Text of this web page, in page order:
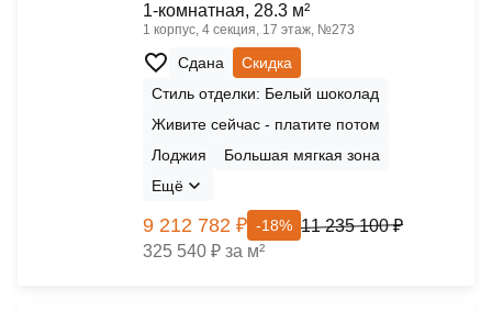
1-комнатная, 28.3 м²
1 корпус, 4 секция, 17 этаж, №273
Сдана
Скидка
Стиль отделки: Белый шоколад
Живите сейчас - платите потом
Лоджия
Большая мягкая зона
Ещё
9 212 782 ₽ -18% 11 235 100 ₽
325 540 ₽ за м²